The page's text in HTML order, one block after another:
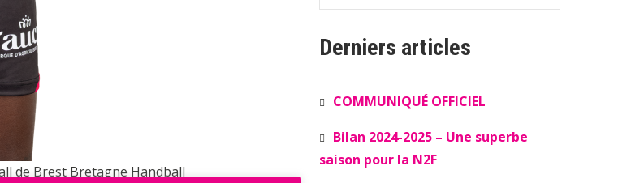
de Brest Bretagne Handball
Derniers articles
COMMUNIQUÉ OFFICIEL
Bilan 2024-2025 – Une superbe
saison pour la N2F